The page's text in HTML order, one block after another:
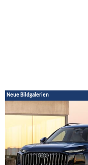
Neue Bildgalerien